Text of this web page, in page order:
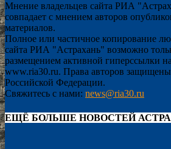
Мнение владельцев сайта РИА
совпадает с мнением авторов
материалов.
Полное или частичное копирование
сайта РИА "Астрахань" возможно
размещением активной гиперссылки
www.ria30.ru. Права авторов
Российской Федерации.
Свяжитесь с нами: news@ria30.ru
ЕЩЁ БОЛЬШЕ НОВОСТЕЙ